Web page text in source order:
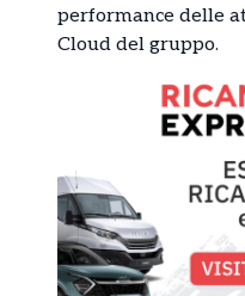
performance delle
Cloud del gruppo.